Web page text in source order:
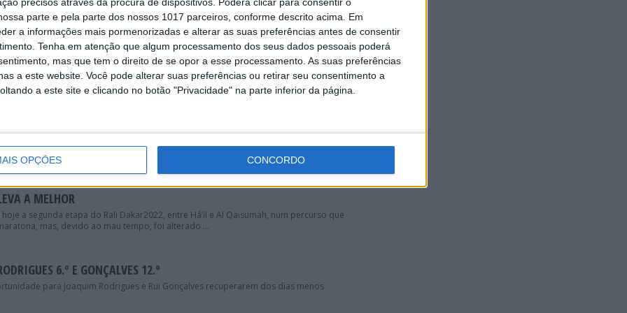
parte e pela parte dos nossos 1017 parceiros, conforme descrito acima. Em
a informações mais pormenorizadas e alterar as suas preferências antes de consentir
Tenha em atenção que algum processamento dos seus dados pessoais poderá
mas que tem o direito de se opor a esse processamento. As suas preferências
a este website. Você pode alterar suas preferências ou retirar seu consentimento a
a este site e clicando no botão "Privacidade" na parte inferior da página.
OPÇÕES CONCORDO
O britânico admite que é bom estar...
“MUITO CEDO PARA ACOMPANHAR A CLASSIFICAÇÃO GERAL”
a segunda etapa do Rali Dakar 2022 em oitavo lugar, a 11 minutos e 34
na segunda posição da classificação geral, a...
ÚNICA OPÇÃO HOJE ERA ACELERAR”
do Rali Dakar de 2022. O piloto espanhol tinha perdido bastante tempo no dia
apesar da vitória de hoje, ainda está...
A MELHOR
a segunda etapa do Rali Dakar2022, entre Há’il e Al Qaisumah, num percurso que
mas, devido ao mau tempo, foi alterado....
6.º E GONÇALVES 12.º
para Joaquim Rodrigues e Rui Gonçalves recuperarem dos dias menos